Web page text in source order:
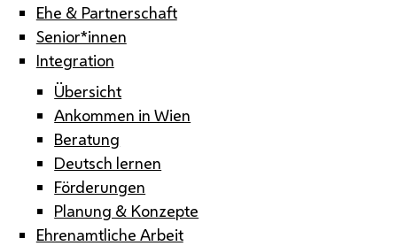
Ehe & Partnerschaft
Senior*innen
Integration
Übersicht
Ankommen in Wien
Beratung
Deutsch lernen
Förderungen
Planung & Konzepte
Ehrenamtliche Arbeit